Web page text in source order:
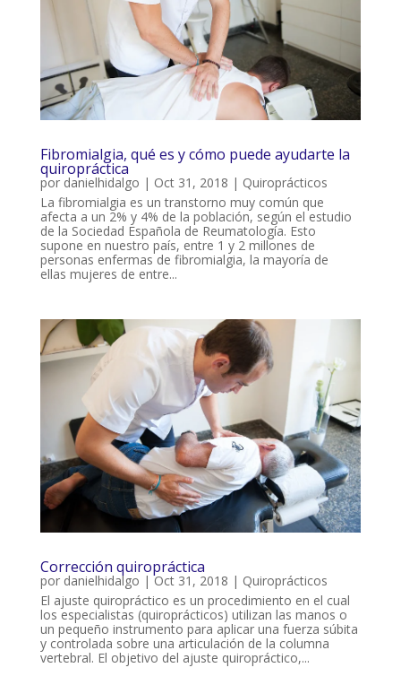
Fibromialgia, qué es y cómo puede ayudarte la
quiropráctica
por danielhidalgo | Oct 31, 2018 | Quiroprácticos
La fibromialgia es un transtorno muy común que
afecta a un 2% y 4% de la población, según el estudio
de la Sociedad Española de Reumatología. Esto
supone en nuestro país, entre 1 y 2 millones de
personas enfermas de fibromialgia, la mayoría de
ellas mujeres de entre...
Corrección quiropráctica
por danielhidalgo |Oct 31, 2018 | Quiroprácticos
El ajuste quiropráctico es un procedimiento en el cual
los especialistas (quiroprácticos) utilizan las manos o
un pequeño instrumento para aplicar una fuerza súbita
y controlada sobre una articulación de la columna
vertebral. El objetivo del ajuste quiropráctico,...